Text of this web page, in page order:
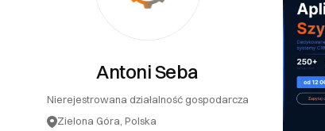
Antoni Seba
Nierejestrowana działalność gospodarcza
Zielona Góra, Polska